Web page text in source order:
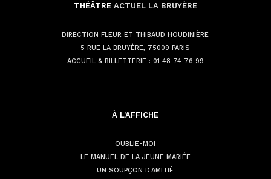
THÉÂTREACTUEL LA BRUYÈRE
DIRECTION FLEUR ET THIBAUD HOUDINIÈRE
5 RUE LA BRUYÈRE, 75009 PARIS
ACCUEIL & BILLETTERIE : 01 48 74 76 99
À L'AFFICHE
OUBLIE-MOI
LE MANUEL DE LA JEUNE MARIÉE
UN SOUPÇON D'AMITIÉ